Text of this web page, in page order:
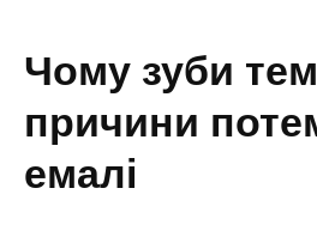
Чому зуби
причини
емалі